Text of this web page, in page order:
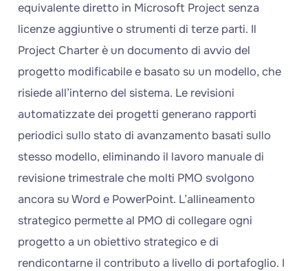
equivalente diretto in Microsoft Project senza
licenze aggiuntive o strumenti di terze parti. Il
Project Charter è un documento di avvio del
progetto modificabile e basato su un modello, che
risiede all’interno del sistema. Le revisioni
automatizzate dei progetti generano rapporti
periodici sullo stato di avanzamento basati sullo
stesso modello, eliminando il lavoro manuale di
revisione trimestrale che molti PMO svolgono
ancora su Word e PowerPoint. L’allineamento
strategico permette al PMO di collegare ogni
progetto a un obiettivo strategico e di
rendicontarne il contributo a livello di portafoglio. I